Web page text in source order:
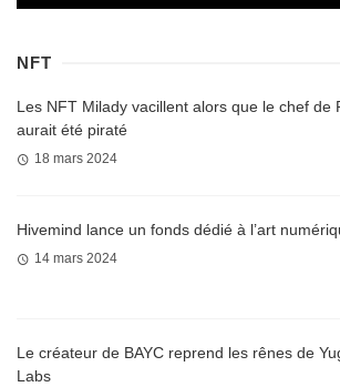
NFT
Les NFT Milady vacillent alors que le chef de
aurait été piraté
18 mars 2024
Hivemind lance un fonds dédié à l’art
14 mars 2024
Le créateur de BAYC reprend les rênes de
Labs